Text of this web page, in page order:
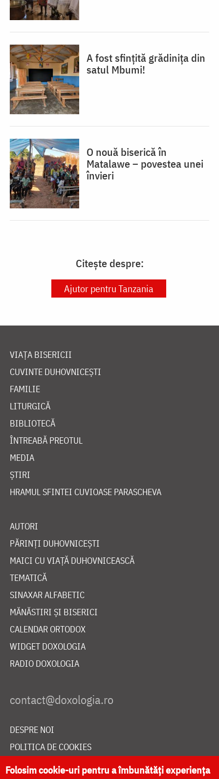
A fost sfințită grădinița din
satul Mbumi!
O nouă biserică în
Matalawe – povestea unei
învieri
Citește despre:
Ajutor pentru Tanzania
VIAȚA BISERICII
CUVINTE DUHOVNICEȘTI
FAMILIE
LITURGICĂ
BIBLIOTECĂ
ÎNTREABĂ PREOTUL
MEDIA
ȘTIRI
HRAMUL SFINTEI CUVIOASE PARASCHEVA
AUTORI
PĂRINȚI DUHOVNICEȘTI
MAICI CU VIAȚĂ DUHOVNICEASCĂ
TEMATICĂ
SINAXAR ALFABETIC
MĂNĂSTIRI ȘI BISERICI
CALENDAR ORTODOX
WIDGET DOXOLOGIA
RADIO DOXOLOGIA
DESPRE NOI
POLITICA DE COOKIES
DONEAZĂ ONLINE PENTRU CATEDRALA NAȚIONALĂ
Folosim cookie-uri pentru a îmbunătăți experiența